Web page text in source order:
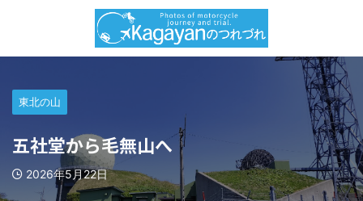
東北の山
五社堂から毛無山へ
2026年5月22日